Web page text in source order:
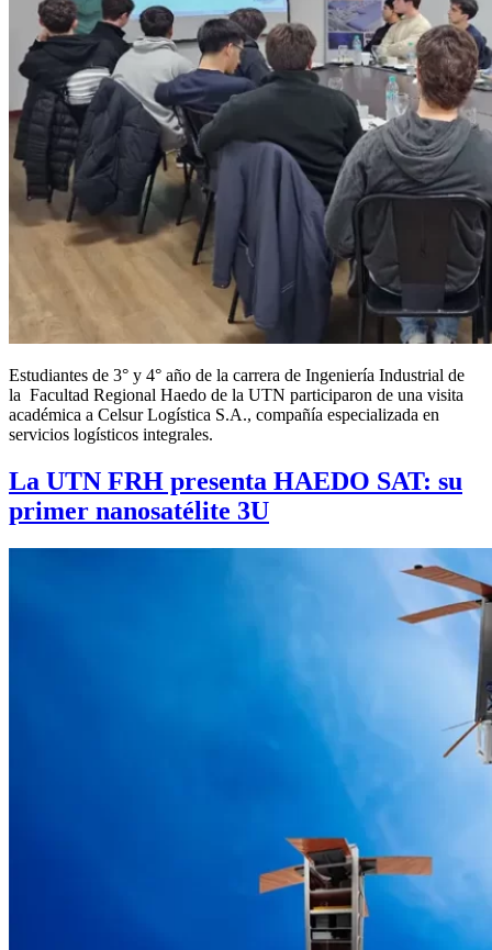
Estudiantes de 3° y 4° año de la carrera de Ingeniería Industrial de
la Facultad Regional Haedo de la UTN participaron de una visita
académica a Celsur Logística S.A., compañía especializada en
servicios logísticos integrales.
La UTN FRH presenta HAEDO SAT: su
primer nanosatélite 3U